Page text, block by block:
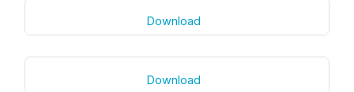
Download
Download